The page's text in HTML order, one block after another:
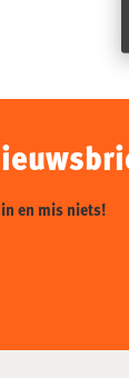
en mis niets!